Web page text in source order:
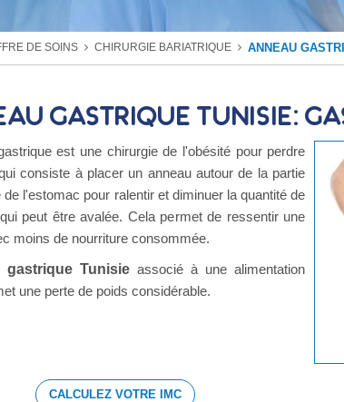
DE SOINS CHIRURGIE BARIATRIQUE ANNEAU
gastrique Tunisie:
est une chirurgie de l'obésité pour perdre
consiste à placer un anneau autour de la partie
de l'estomac pour ralentir et diminuer la quantité de
peut être avalée. Cela permet de ressentir une
moins de nourriture consommée.
gastrique Tunisie associé à une alimentation
une perte de poids considérable.
CALCULEZ VOTRE IMC